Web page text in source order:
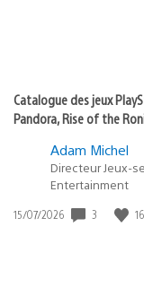
Catalogue des jeux
Pandora, Rise of the
Adam Michel
Directeur Jeux-
Entertainment
Date
15/07/2026 3 16